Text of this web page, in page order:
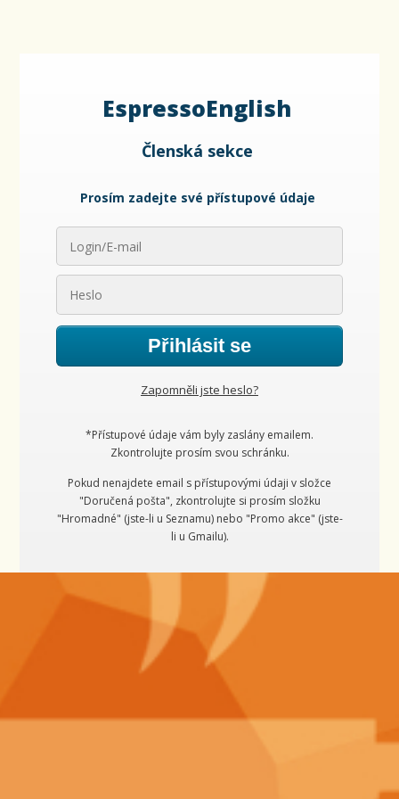
EspressoEnglish
Členská sekce
Prosím zadejte své přístupové údaje
Přihlásit se
Zapomněli jste heslo?
*Přístupové údaje vám byly zaslány emailem.
Zkontrolujte prosím svou schránku.
Pokud nenajdete email s přístupovými údaji v složce
"Doručená pošta", zkontrolujte si prosím složku
"Hromadné" (jste-li u Seznamu) nebo "Promo akce" (jste-
li u Gmailu).